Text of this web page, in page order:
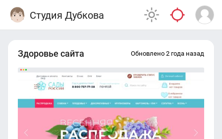
Студия Дубкова
Здоровье сайта Обновлено 2 года назад